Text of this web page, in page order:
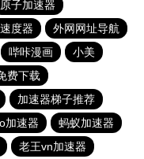
原子加速器
度器
外网网址导航
哔咔漫画
小美
费下载
加速器梯子推荐
加速器
蚂蚁加速器
老王vn加速器